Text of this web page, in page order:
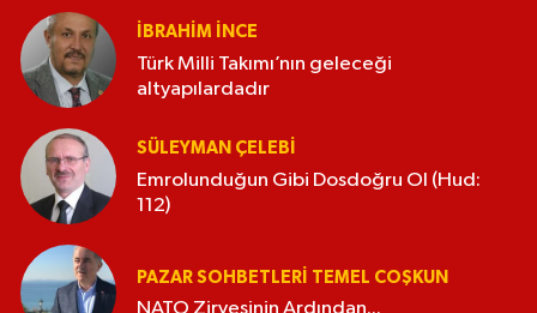
İBRAHIM İNCE
Türk Milli Takımı’nın geleceği
altyapılardadır
SÜLEYMAN ÇELEBI
Emrolunduğun Gibi Dosdoğru Ol (Hud:
112)
PAZAR SOHBETLERI TEMEL COŞKUN
NATO Zirvesinin Ardından...